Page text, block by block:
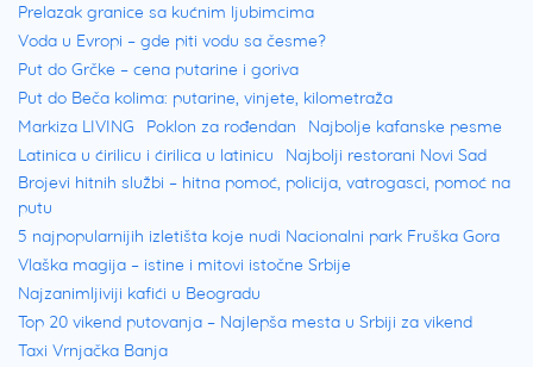
obiluje prirodnim lekovitim faktorima.
Ovčarsko-kablarska klisura
najživopisnija klisura Srbije. U pitanju je
predeo izvanredne pejzažne raznolikosti i
atraktivnosti, a ujedno je i jedinstvena i
značajna kulturno-istorijska celina sa brojnim
manastirima, memorijalnim i sakralnim
objektima, ali i značajan primer geoloških i
geomorfoloških procesa i pojava.
Prelazak granice sa kućnim ljubimcima
Voda u Evropi – gde piti vodu sa česme?
Put do Grčke – cena putarine i goriva
Put do Beča kolima: putarine, vinjete, kilometraža
Markiza LIVING
Poklon za rođendan
Najbolje kafanske pesme
Latinica u ćirilicu i ćirilica u latinicu
Najbolji restorani Novi Sad
Brojevi hitnih službi – hitna pomoć, policija, vatrogasci, pomoć na
putu
5 najpopularnijih izletišta koje nudi Nacionalni park Fruška Gora
Vlaška magija – istine i mitovi istočne Srbije
Najzanimljiviji kafići u Beogradu
Top 20 vikend putovanja – Najlepša mesta u Srbiji za vikend
Taxi Vrnjačka Banja